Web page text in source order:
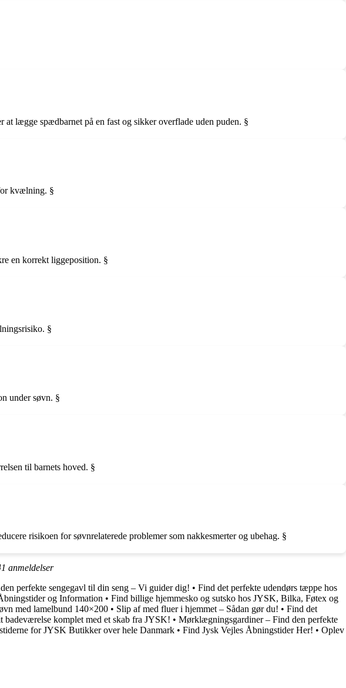
lægge spædbarnet på en fast og sikker overflade uden puden. §
kvælning. §
en korrekt liggeposition. §
§
under søvn. §
til barnets hoved. §
risikoen for søvnrelaterede problemer som nakkesmerter og ubehag. §
anmeldelser
perfekte sengegavl til din seng – Vi guider dig! • Find det perfekte udendørs tæppe hos
og Information • Find billige hjemmesko og sutsko hos JYSK, Bilka, Føtex og
med lamelbund 140×200 • Slip af med fluer i hjemmet – Sådan gør du! • Find det
badeværelse komplet med et skab fra JYSK! • Mørklægningsgardiner – Find den perfekte
for JYSK Butikker over hele Danmark • Find Jysk Vejles Åbningstider Her! • Oplev